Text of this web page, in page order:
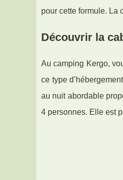
pour cette formule. La
Découvrir la
Au camping Kergo,
ce type
au nuit abordable
4 personnes. Elle est